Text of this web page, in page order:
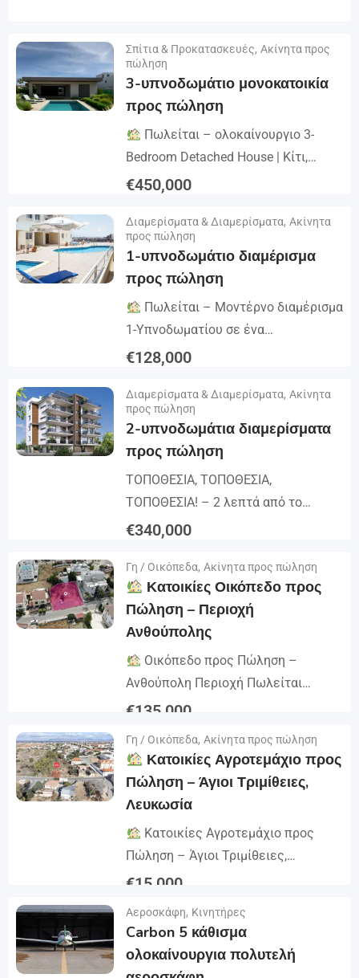
Φέτος γιορτάζουμε 20...
Λεπτομέρειες
Σπίτια & Προκατασκευές, Ακίνητα προς
πώληση
3-υπνοδωμάτιο μονοκατοικία
προς πώληση
Πωλείται – ολοκαίνουργιο 3-
Bedroom Detached House | Κίτι,
Λάρνακα
στοιχεία Τύπος: Ανεξάρτητο σπίτι...
€450,000
Λεπτομέρειες
Διαμερίσματα & Διαμερίσματα, Ακίνητα
προς πώληση
1-υπνοδωμάτιο διαμέρισμα
προς πώληση
Πωλείται – Μοντέρνο διαμέρισμα
1-Υπνοδωματίου σε ένα
καλοδιατηρημένο συγκρότημα Αυτό
υπνοδωματίου προσφέρει άνεση,
ευκολία και εξαιρετική αξία μέσα σε
μια ασφαλή...
€128,000
Λεπτομέρειες
Διαμερίσματα & Διαμερίσματα, Ακίνητα
προς πώληση
2-υπνοδωμάτια διαμερίσματα
προς πώληση
ΤΟΠΟΘΕΣΙΑ, ΤΟΠΟΘΕΣΙΑ,
ΤΟΠΟΘΕΣΙΑ! – 2 λεπτά από το
Πάρκο Σαλίνα – 3 λεπτά από το
Αλμυρή Λίμνη Λάρνακας – 7 λεπτά...
€340,000
Λεπτομέρειες
Γη / Οικόπεδα, Ακίνητα προς πώληση
Κατοικίες Οικόπεδο προς
Πώληση – Περιοχή
Ανθούπολης
Οικόπεδο προς Πώληση –
Ανθούπολη Περιοχή Πωλείται
οικιστικό οικόπεδο 539 τ.μ. σε
Ανθούπολη. Η ιδιοκτησία έχει...
€135,000
Λεπτομέρειες
Γη / Οικόπεδα, Ακίνητα προς πώληση
Κατοικίες Αγροτεμάχιο προς
Πώληση – Άγιοι Τριμίθειες,
Λευκωσία
Κατοικίες Αγροτεμάχιο προς
Πώληση – Άγιοι Τριμίθειες,
Λευκωσία Διαθέσιμο προς πώληση
ενός αγρού, που αντιστοιχεί σε μια
περιοχή...
€15,000
Λεπτομέρειες
Αεροσκάφη, Κινητήρες
Carbon 5 κάθισμα
ολοκαίνουργια πολυτελή